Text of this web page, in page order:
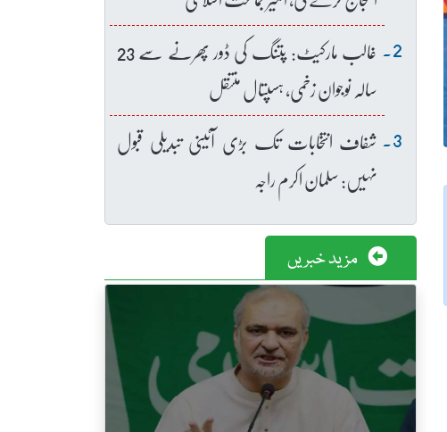
غالب مارکیٹ: پتنگ کی ڈور پھرنے سے 23
سالہ نوجوان زخمی، ہسپتال منتقل
شفاف انتخابات تک بڑی آئینی تبدیلی قبول
نہیں: سلمان اکرم راجہ
مزید خبریں